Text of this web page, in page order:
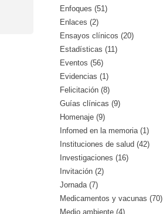
Enfoques (51)
Enlaces (2)
Ensayos clínicos (20)
Estadísticas (11)
Eventos (56)
Evidencias (1)
Felicitación (8)
Guías clínicas (9)
Homenaje (9)
Infomed en la memoria (1)
Instituciones de salud (42)
Investigaciones (16)
Invitación (2)
Jornada (7)
Medicamentos y vacunas (70)
Medio ambiente (4)